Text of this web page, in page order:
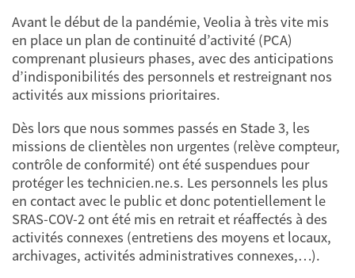
Avant le début de la pandémie, Veolia à très vite mis
en place un plan de continuité d’activité (PCA)
comprenant plusieurs phases, avec des anticipations
d’indisponibilités des personnels et restreignant nos
activités aux missions prioritaires.
Dès lors que nous sommes passés en Stade 3, les
missions de clientèles non urgentes (relève compteur,
contrôle de conformité) ont été suspendues pour
protéger les technicien.ne.s. Les personnels les plus
en contact avec le public et donc potentiellement le
SRAS-COV-2 ont été mis en retrait et réaffectés à des
activités connexes (entretiens des moyens et locaux,
archivages, activités administratives connexes,…).